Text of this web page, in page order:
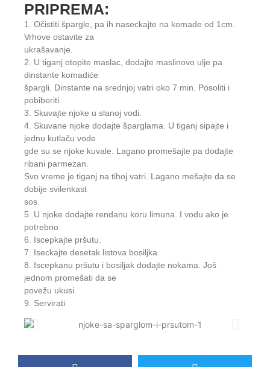
PRIPREMA:
1. Očistiti špargle, pa ih naseckajte na komade od 1cm.
Vrhove ostavite za
ukrašavanje.
2. U tiganj otopite maslac, dodajte maslinovo ulje pa
dinstante komadiće
špargli. Dinstante na srednjoj vatri oko 7 min. Posoliti i
pobiberiti.
3. Skuvajte njoke u slanoj vodi.
4. Skuvane njoke dodajte šparglama. U tiganj sipajte i
jednu kutlaču vode
gde su se njoke kuvale. Lagano promešajte pa dodajte
ribani parmezan.
Svo vreme je tiganj na tihoj vatri. Lagano mešajte da se
dobije svilenkast
sos.
5. U njoke dodajte rendanu koru limuna. I vodu ako je
potrebno
6. Iscepkajte pršutu.
7. Iseckajte desetak listova bosiljka.
8. Iscepkanu pršutu i bosiljak dodajte nokama. Još
jednom promešati da se
povežu ukusi.
9. Servirati